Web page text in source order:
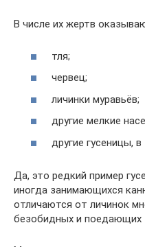
В числе их жертв
тля;
червец;
личинки муравьёв;
другие мелкие
другие гусеницы,
Да, это редкий пример
иногда занимающихся
отличаются от личинок
безобидных и поедающих